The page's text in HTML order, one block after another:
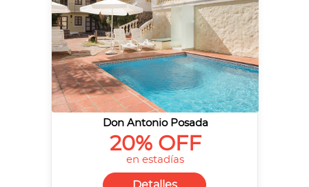
Don Antonio Posada
20% OFF
en estadías